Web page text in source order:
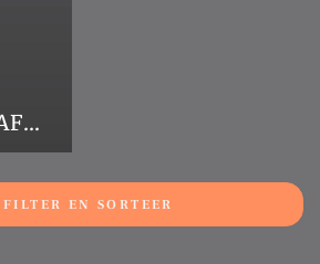
KASTEN & TAFELS
FILTER EN SORTEER